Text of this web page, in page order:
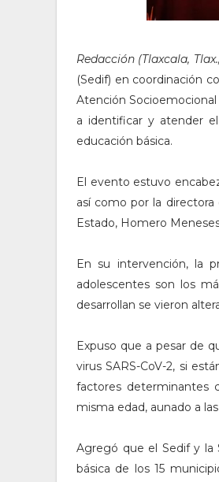
Redacción (Tlaxcala,
(Sedif) en coordinación
Atención
a identificar y atender
educación básica.
El evento estuvo
así como por la directora
Estado, Homero
En su intervención, la
adolescentes son los
desarrollan se vieron
Expuso que a pesar de
virus SARS-CoV-2, si
factores determinantes
misma edad, aunado a
Agregó que el Sedif y la
básica de los 15